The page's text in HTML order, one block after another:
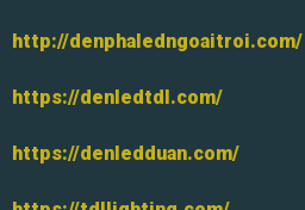
http://denphaledngoaitroi.com/
https://denledtdl.com/
https://denledduan.com/